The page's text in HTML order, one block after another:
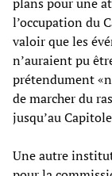
l’occupation du
valoir que les
n’auraient pu
prétendument
de marcher du
jusqu’au
Une autre